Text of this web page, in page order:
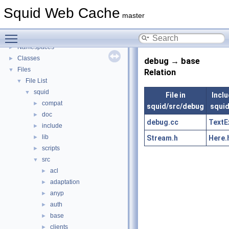
Squid Web Cache master
►
Callback Data Allocator API
►
► Namespaces
► Classes
▼ Files
▼ File List
▼ squid
► compat
► doc
► include
► lib
► scripts
▼ src
► acl
► adaptation
► anyp
► auth
► base
► clients
debug → base
Relation
File in
squid/src/debug
debug.cc
Stream.h